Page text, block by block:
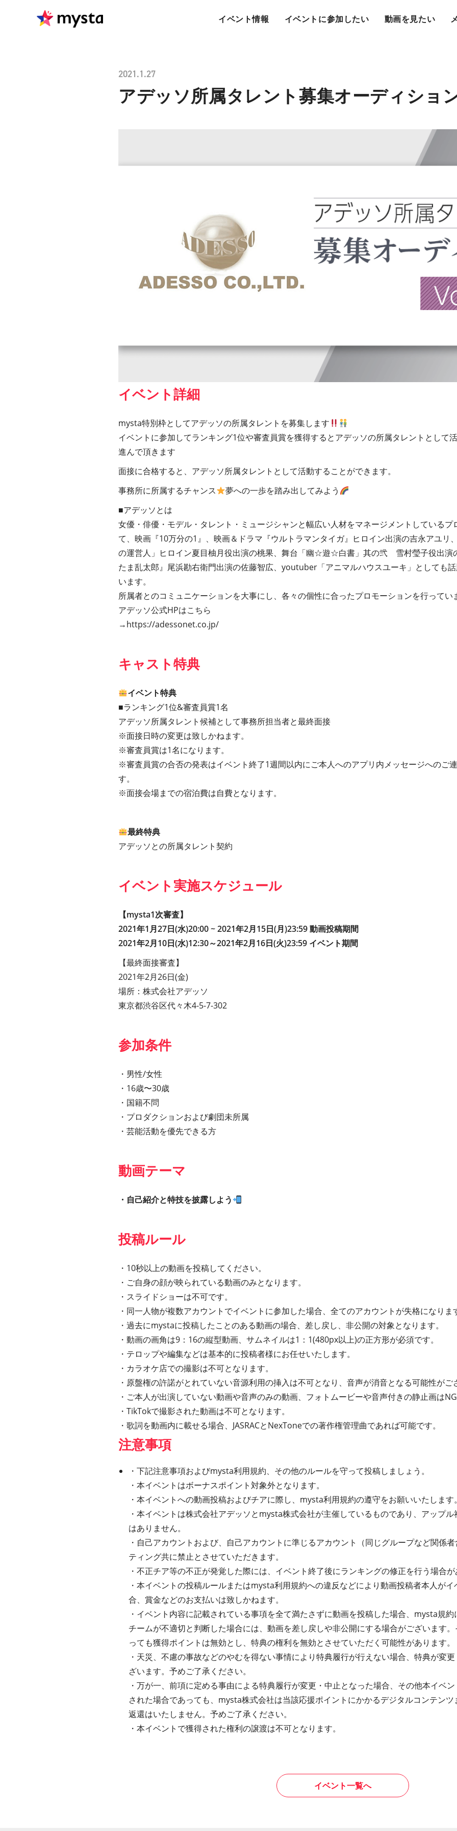
イベント情報 イベントに参加したい 動画を見たい
2021.1.27
アデッソ所属タレント募集オーディショ
イベント詳細
mysta特別枠としてアデッソの所属タレントを募集します
イベントに参加してランキング1位や審査員賞を獲得するとアデッソの所属タレントとして
進んで頂きます
面接に合格すると、アデッソ所属タレントとして活動することができます。
事務所に所属するチャンス
夢への一歩を踏み出してみよう
■アデッソとは
女優・俳優・モデル・タレント・ミュージシャンと幅広い人材をマネージメントしている
て、映画『10万分の1』、映画＆ドラマ『ウルトラマンタイガ』ヒロイン出演の吉永アユリ
の運営人」ヒロイン夏目柚月役出演の桃果、舞台「幽☆遊☆白書」其の弐 雪村瑩子役出演
たま乱太郎』尾浜勘右衛門出演の佐藤智広、youtuber「アニマルハウスユーキ」としても
います。
所属者とのコミュニケーションを大事にし、各々の個性に合ったプロモーションを行ってい
アデッソ公式HPはこちら
→https://adessonet.co.jp/
キャスト特典
イベント特典
■ランキング1位&審査員賞1名
アデッソ所属タレント候補として事務所担当者と最終面接
※面接日時の変更は致しかねます。
※審査員賞は1名になります。
※審査員賞の合否の発表はイベント終了1週間以内にご本人へのアプリ内メッセージへのご
す。
※面接会場までの宿泊費は自費となります。
最終特典
アデッソとの所属タレント契約
イベント実施スケジュール
【mysta1次審査】
2021年1月27日(水)20:00 ~ 2021年2月15日(月)23:59 動画投稿期間
2021年2月10日(水)12:30～2021年2月16日(火)23:59 イベント期間
【最終面接審査】
2021年2月26日(金)
場所：株式会社アデッソ
東京都渋谷区代々木4-5-7-302
参加条件
・男性/女性
・16歳〜30歳
・国籍不問
・プロダクションおよび劇団未所属
・芸能活動を優先できる方
動画テーマ
・自己紹介と特技を披露しよう
投稿ルール
・10秒以上の動画を投稿してください。
・ご自身の顔が映られている動画のみとなります。
・スライドショーは不可です。
・同一人物が複数アカウントでイベントに参加した場合、全てのアカウントが失格になりま
・過去にmystaに投稿したことのある動画の場合、差し戻し、非公開の対象となります。
・動画の画角は9：16の縦型動画、サムネイルは1：1(480px以上)の正方形が必須です。
・テロップや編集などは基本的に投稿者様にお任せいたします。
・カラオケ店での撮影は不可となります。
・原盤権の許諾がとれていない音源利用の挿入は不可となり、音声が消音となる可能性がご
・ご本人が出演していない動画や音声のみの動画、フォトムービーや音声付きの静止画は
・TikTokで撮影された動画は不可となります。
・歌詞を動画内に載せる場合、JASRACとNexToneでの著作権管理曲であれば可能です。
注意事項
・下記注意事項およびmysta利用規約、その他のルールを守って投稿しましょう。
・本イベントはボーナスポイント対象外となります。
・本イベントへの動画投稿およびチアに際し、mysta利用規約の遵守をお願いいたします
・本イベントは株式会社アデッソとmysta株式会社が主催しているものであり、アップ
はありません。
・自己アカウントおよび、自己アカウントに準じるアカウント（同じグループなど関係
ティング共に禁止とさせていただきます。
・不正チア等の不正が発覚した際には、イベント終了後にランキングの修正を行う場合
・本イベントの投稿ルールまたはmysta利用規約への違反などにより動画投稿者本人が
合、賞金などのお支払いは致しかねます。
・イベント内容に記載されている事項を全て満たさずに動画を投稿した場合、mysta規
チームが不適切と判断した場合には、動画を差し戻しや非公開にする場合がございます
っても獲得ポイントは無効とし、特典の権利を無効とさせていただく可能性があります。
・天災、不慮の事故などのやむを得ない事情により特典履行が行えない場合、特典が変
ざいます。予めご了承ください。
・万が一、前項に定める事由による特典履行が変更・中止となった場合、その他本イベ
された場合であっても、mysta株式会社は当該応援ポイントにかかるデジタルコンテン
返還はいたしません。予めご了承ください。
・本イベントで獲得された権利の譲渡は不可となります。
イベント一覧へ